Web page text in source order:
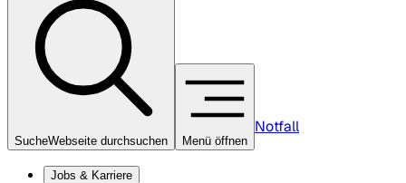
SucheWebseite durchsuchen Menü öffnen
Notfall
Jobs & Karriere